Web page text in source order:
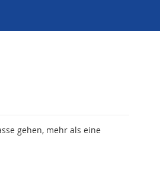
gehen, mehr als eine